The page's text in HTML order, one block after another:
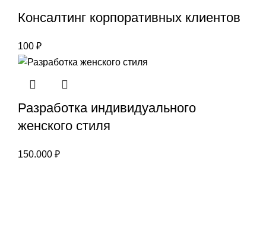
Консалтинг корпоративных клиентов
100 ₽
Разработка индивидуального
женского стиля
150.000 ₽